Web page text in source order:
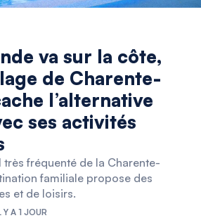
va sur la côte,
de Charente-
l’alternative
ses activités
très fréquenté de la Charente-
familiale propose des
et de loisirs.
A 1 JOUR